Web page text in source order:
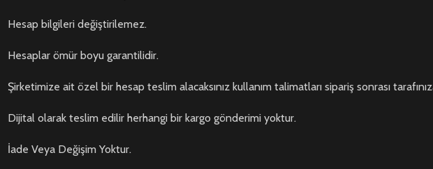
Hesap bilgileri değiştirilemez.
Hesaplar ömür boyu garantilidir.
Şirketimize ait özel bir hesap teslim alacaksınız kullanım talimatları sipariş sonrası
Dijital olarak teslim edilir herhangi bir kargo gönderimi yoktur.
İade Veya Değişim Yoktur.